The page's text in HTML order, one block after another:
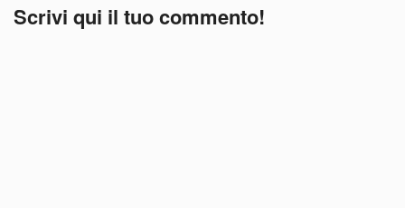
Scrivi qui il tuo commento!